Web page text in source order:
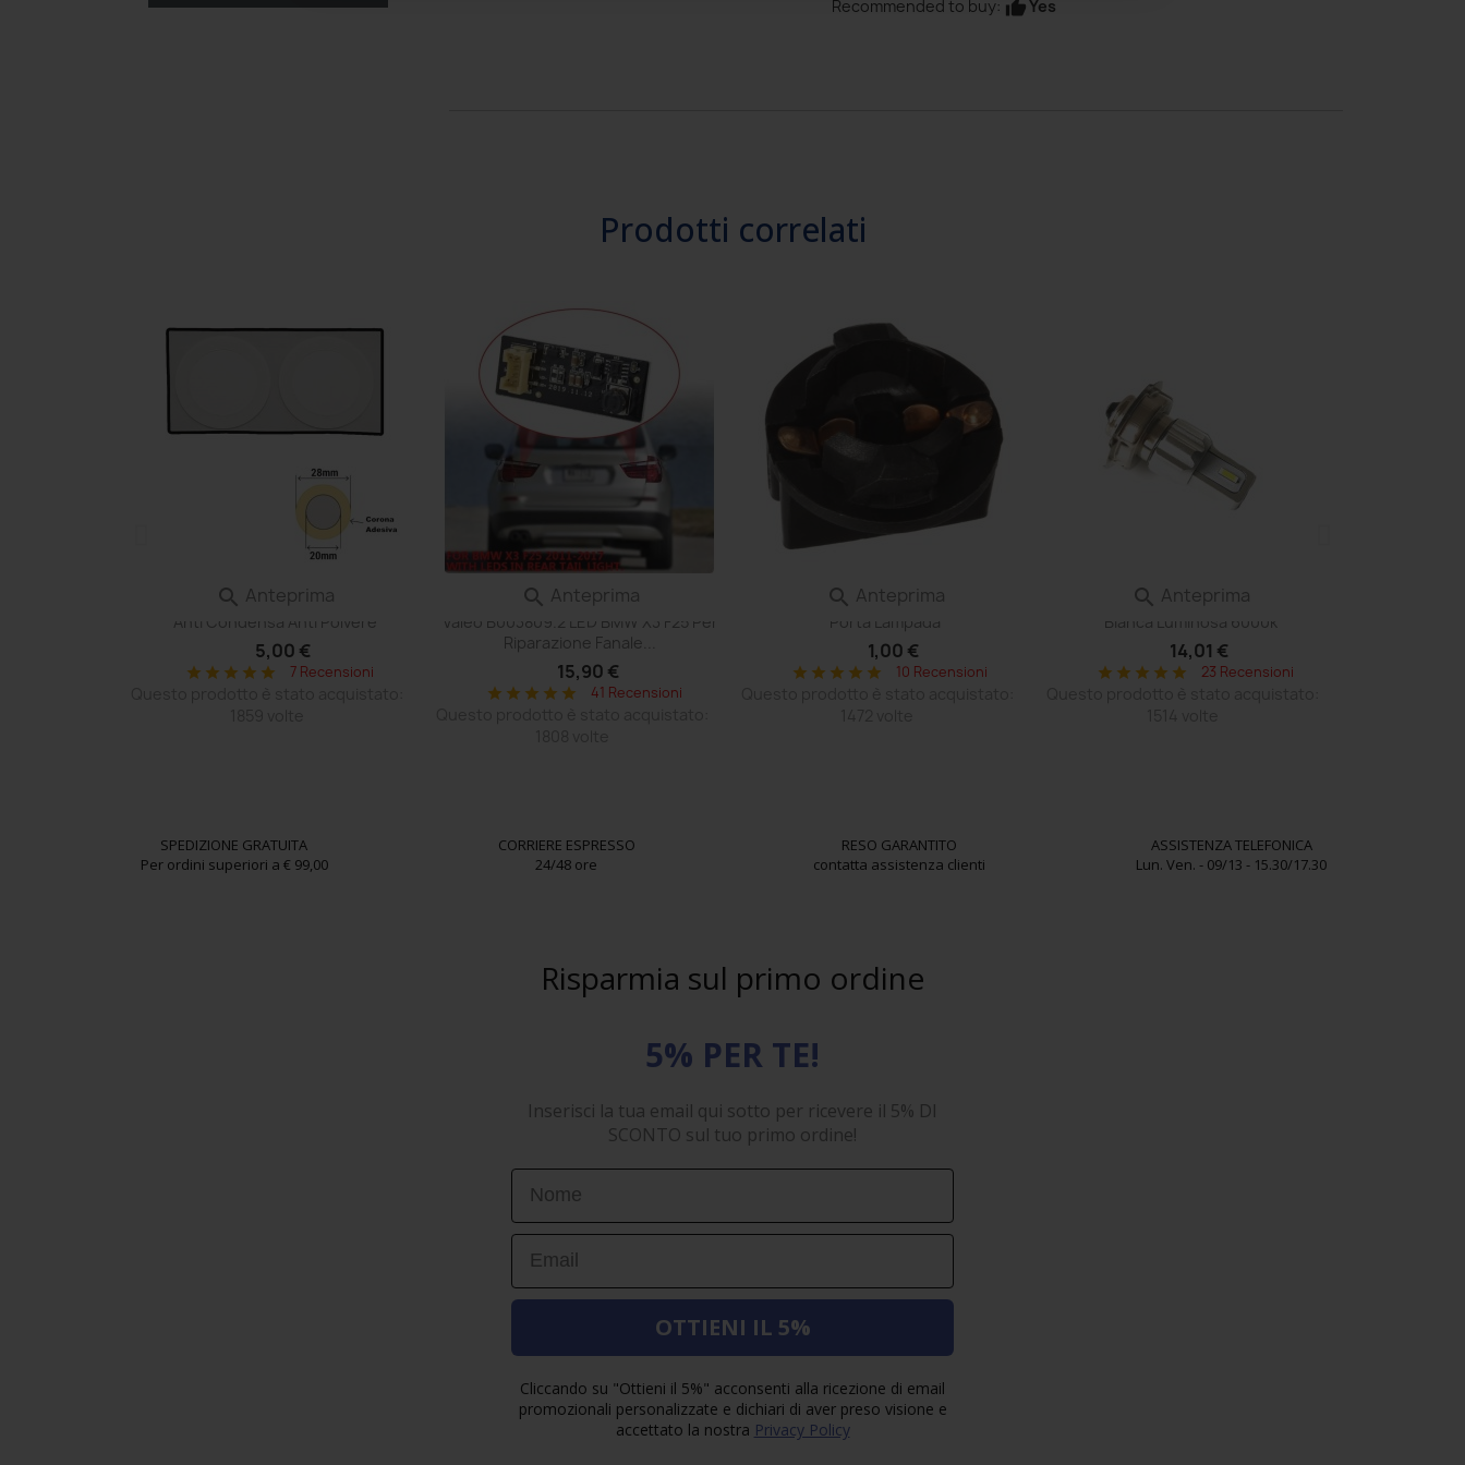
Recommended to buy: thumb_upYes
Prodotti correlati
 Anteprima
Film Aerazione Faro Valvola Membrana
Anti Condensa Anti Polvere
5,00 €
star star star star star 7 Recensioni
 Anteprima
Centralina Scheda Compatibile Con
Valeo B003809.2 LED BMW X3 F25 Per
Riparazione Fanale...
15,90 €
star star star star star 41 Recensioni
 Anteprima
Adattatore T10 Led Plafoniera Volvo
Porta Lampada
1,00 €
star star star star star 10 Recensioni
 Anteprima
Lampadina Led P26s Moto Scooter
Bianca Luminosa 6000k
14,01 €
star star star star star 23 Recensioni
SPEDIZIONE GRATUITA
Per ordini superiori a € 99,00
CORRIERE ESPRESSO
24/48 ore
RESO GARANTITO
contatta assistenza clienti
ASSISTENZA TELEFONICA
Lun. Ven. - 09/13 - 15.30/17.30
Risparmia sul primo ordine
5% PER TE!
Inserisci la tua email qui sotto per ricevere il 5% DI
SCONTO sul tuo primo ordine!
First Name
Email
OTTIENI IL 5%
Cliccando su "Ottieni il 5%" acconsenti alla ricezione di email
promozionali personalizzate e dichiari di aver preso visione e
accettato la nostra Privacy Policy